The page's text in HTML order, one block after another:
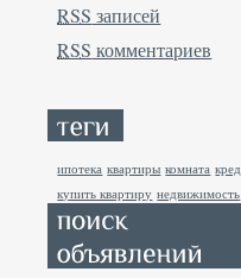
RSS записей
RSS комментариев
ипотека квартиры комната
купить квартиру недвижимость